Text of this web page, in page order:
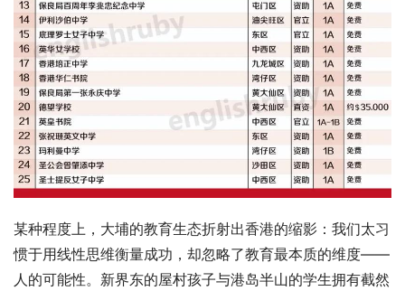
某种程度上，大埔的教育生态折射出香港的缩影：我们太习
惯于用线性思维衡量成功，却忽略了教育最本质的维度——
人的可能性。新界东的屋村孩子与港岛半山的学生拥有截然